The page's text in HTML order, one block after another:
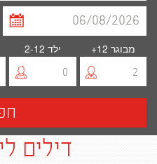
מבוגר
2
ילד2-12
0
דילים